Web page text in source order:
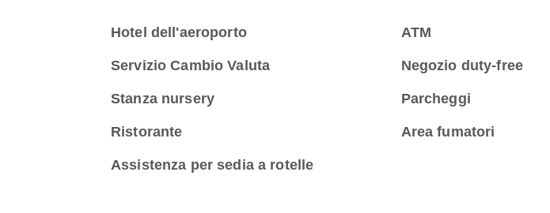
Hotel dell'aeroporto ATM
Servizio Cambio Valuta Negozio duty-free
Stanza nursery Parcheggi
Ristorante Area fumatori
Assistenza per sedia a rotelle